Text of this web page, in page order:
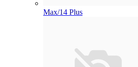
Max/14 Plus